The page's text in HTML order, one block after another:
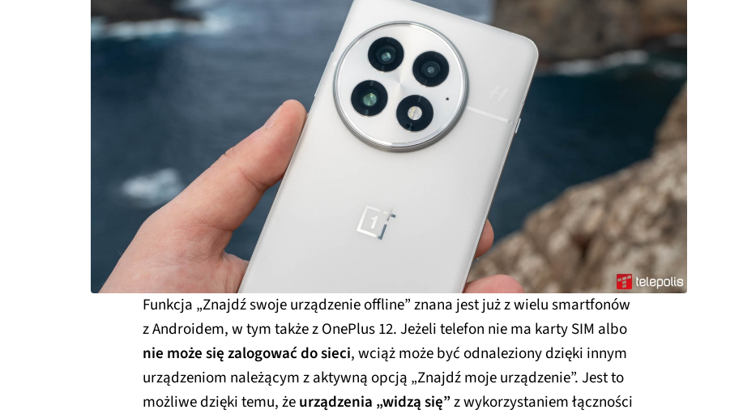
Funkcja „Znajdź swoje urządzenie offline” znana jest już z wielu smartfonów
z Androidem, w tym także z OnePlus 12. Jeżeli telefon nie ma karty SIM albo
nie może się zalogować do sieci, wciąż może być odnaleziony dzięki innym
urządzeniom należącym z aktywną opcją „Znajdź moje urządzenie”. Jest to
możliwe dzięki temu, żeurządzenia „widzą się”z wykorzystaniem łączności